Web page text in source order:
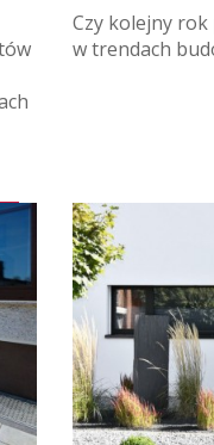
Czy kolejny
w trendach